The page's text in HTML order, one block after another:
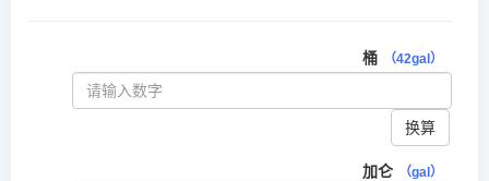
桶 （42gal）
换算
加仑 （gal）